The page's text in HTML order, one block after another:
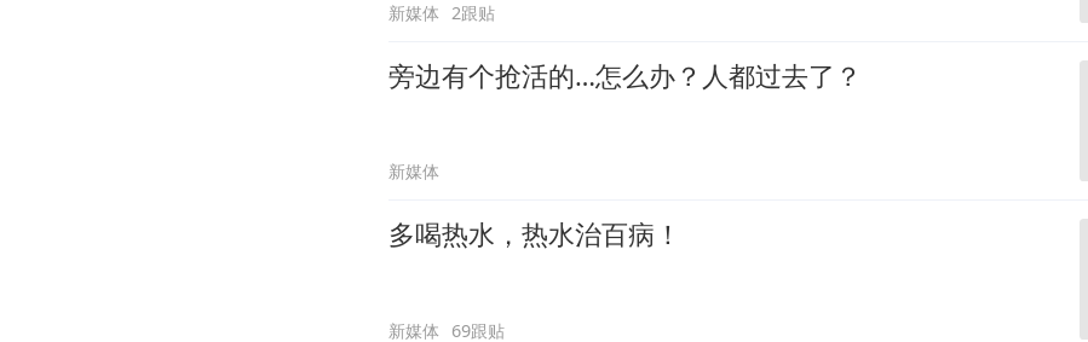
新媒体 2跟贴
旁边有个抢活的…怎么办？人都过去了？
新媒体
多喝热水，热水治百病！
新媒体 69跟贴